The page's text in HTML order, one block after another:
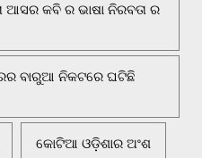
ଆସର କବି ର ଭାଷା ନିରବତା ର
ବାରୁଆ ନିକଟରେ ଘଟିଛି
କୋଟିଆ ଓଡ଼ିଶାର ଅଂଶ